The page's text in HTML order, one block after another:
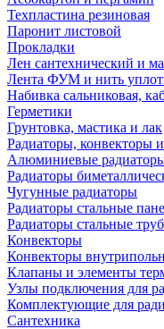
Техпластина резиновая
Паронит листовой
Прокладки
Лен сантехнический и
Лента ФУМ и нить
Набивка сальниковая,
Герметики
Грунтовка, мастика и лак
Радиаторы, конвекторы
Алюминиевые
Радиаторы
Чугунные радиаторы
Радиаторы стальные
Радиаторы стальные
Конвекторы
Конвекторы
Клапаны и элементы
Узлы подключения для
Комплектующие для
Сантехника